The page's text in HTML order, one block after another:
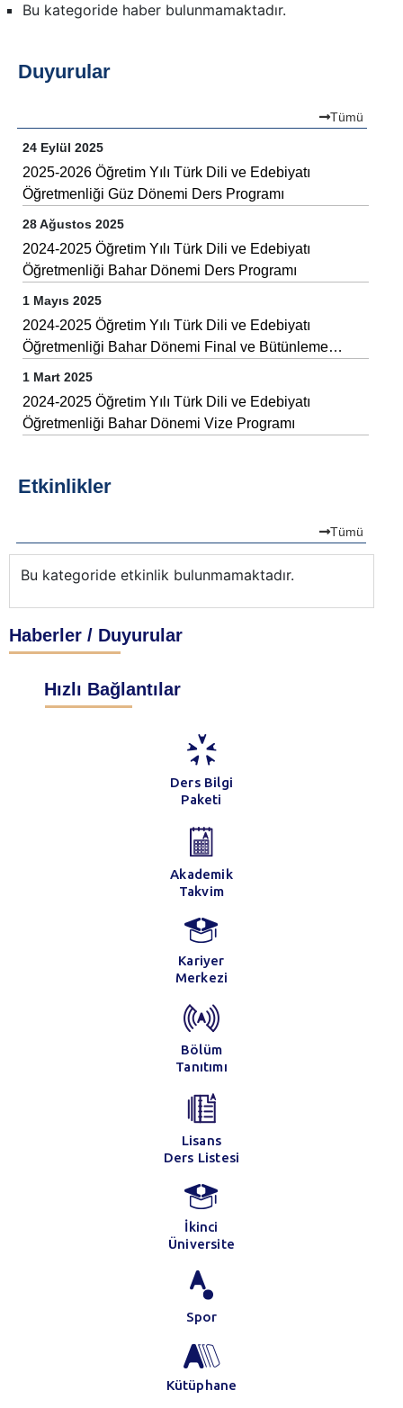
Bu kategoride haber bulunmamaktadır.
Duyurular
Tümü
24 Eylül 2025
2025-2026 Öğretim Yılı Türk Dili ve Edebiyatı
Öğretmenliği Güz Dönemi Ders Programı
28 Ağustos 2025
2024-2025 Öğretim Yılı Türk Dili ve Edebiyatı
Öğretmenliği Bahar Dönemi Ders Programı
1 Mayıs 2025
2024-2025 Öğretim Yılı Türk Dili ve Edebiyatı
Öğretmenliği Bahar Dönemi Final ve Bütünleme
1 Mart 2025
2024-2025 Öğretim Yılı Türk Dili ve Edebiyatı
Öğretmenliği Bahar Dönemi Vize Programı
Etkinlikler
Tümü
Bu kategoride etkinlik bulunmamaktadır.
Haberler / Duyurular
Hızlı Bağlantılar
Ders Bilgi
Paketi
Akademik
Takvim
Kariyer
Merkezi
Bölüm
Tanıtımı
Lisans
Ders Listesi
İkinci
Üniversite
Spor
Kütüphane